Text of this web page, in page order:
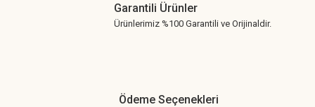
Garantili Ürünler
Ürünlerimiz %100 Garantili ve Orijinaldir.
Ödeme Seçenekleri